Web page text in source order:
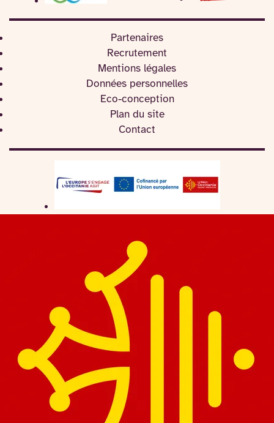
Partenaires
Recrutement
Mentions légales
Données personnelles
Eco-conception
Plan du site
Contact